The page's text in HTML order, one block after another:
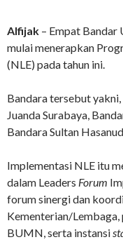
Alfijak – Empat Bandar
mulai menerapkan
(NLE) pada tahun ini.
Bandara tersebut
Juanda Surabaya,
Bandara Sultan
Implementasi NLE itu
dalam Leaders Forum
forum sinergi dan
Kementerian/
BUMN, serta instansi